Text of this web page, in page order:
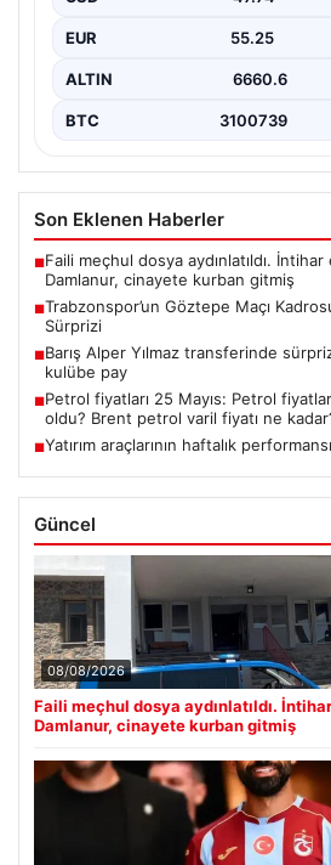
paylaşacak.…
EUR 55.25
ALTIN 6660.6
BTC 3100739
Son Eklenen Haberler
■Faili meçhul dosya aydınlatıldı.
Damlanur, cinayete kurban gitmiş
■Trabzonspor’un Göztepe Maçı
Sürprizi
■Barış Alper Yılmaz transferinde
kulübe pay
■Petrol fiyatları 25 Mayıs: Petrol
oldu? Brent petrol varil fiyatı ne
■Yatırım araçlarının haftalık
Güncel
08/08/2026
Faili meçhul dosya aydınlatıldı.
Damlanur, cinayete kurban gitmiş